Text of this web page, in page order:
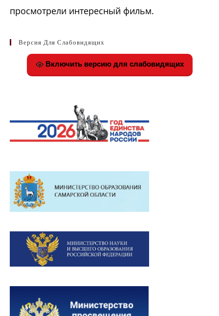
просмотрели интересный фильм.
Версия Для Слабовидящих
Включить версию для слабовидящих